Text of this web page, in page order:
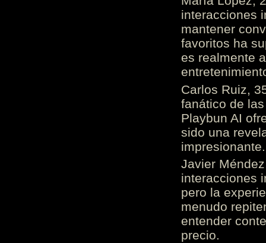
interacciones
mantener
favoritos ha
es realmente
Carlos Ruiz,
fanático de
Playbun AI
sido una
Javier
interacciones
pero la
menudo
entender
precio.